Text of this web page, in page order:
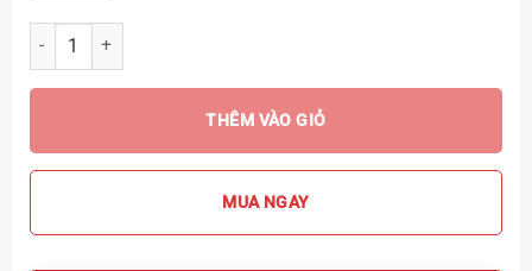
Đèn Moving 150W viền LED số lượng
THÊM VÀO GIỎ
MUA NGAY